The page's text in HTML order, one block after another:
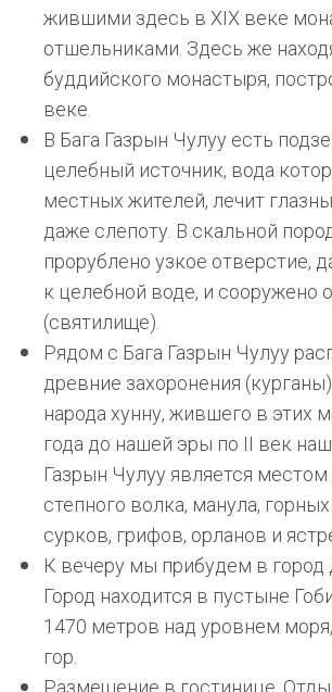
жившими здесь в XIX веке
отшельниками. Здесь же
буддийского монастыря,
веке.
В Бага Газрын Чулуу есть
целебный источник, вода
местных жителей, лечит
даже слепоту. В скальной
прорублено узкое отверстие,
к целебной воде, и сооружено
(святилище).
Рядом с Бага Газрын Чулуу
древние захоронения
народа хунну, жившего в этих
года до нашей эры по II век
Газрын Чулуу является местом
степного волка, манула,
сурков, грифов, орланов и
К вечеру мы прибудем в город
Город находится в пустыне
1470 метров над уровнем
гор.
Размещение в гостинице.